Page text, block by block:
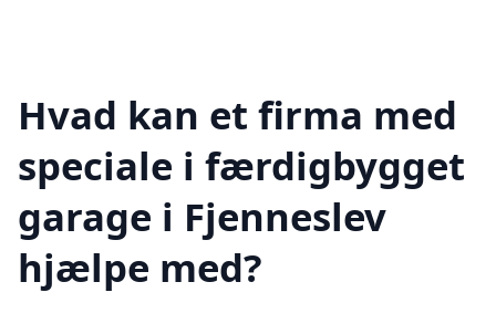
Hvad kan et firma med
speciale i færdigbygget
garage i Fjenneslev
hjælpe med?